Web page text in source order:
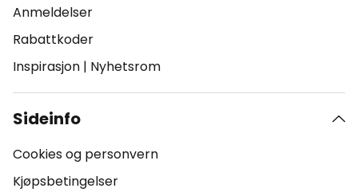
Anmeldelser
Rabattkoder
Inspirasjon | Nyhetsrom
Sideinfo
Cookies og personvern
Kjøpsbetingelser